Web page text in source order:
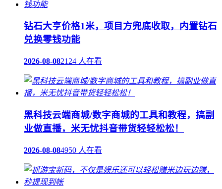
钻石大亨价格1米，项目方兜底收取，内置钻石
兑换零钱功能
2026-08-082124 人在看
黑科技云端商城/数字商城的工具和教程，搞副
业做直播，米无忧抖音带货轻轻松松！
2026-08-084950 人在看